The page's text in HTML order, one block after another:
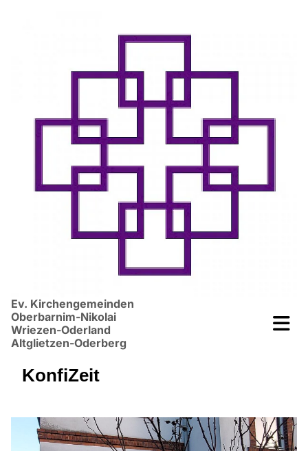
Ev. Kirchengemeinden
Oberbarnim-Nikolai
Wriezen-Oderland
Altglietzen-Oderberg
KonfiZeit